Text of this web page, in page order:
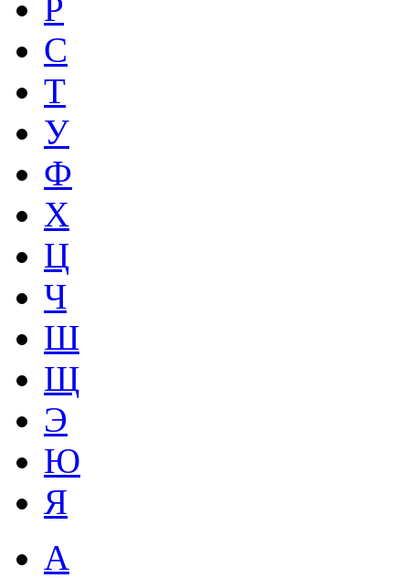
Р
С
Т
У
Ф
Х
Ц
Ч
Ш
Щ
Э
Ю
Я
A